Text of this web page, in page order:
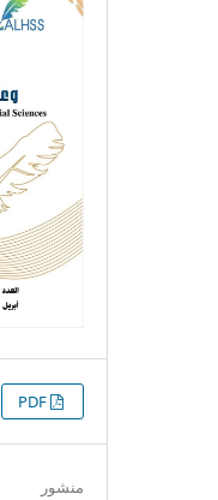
التنزيلات
PDF
منشور